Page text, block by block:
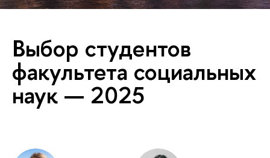
Выбор студентов
факультета социальных
наук — 2025